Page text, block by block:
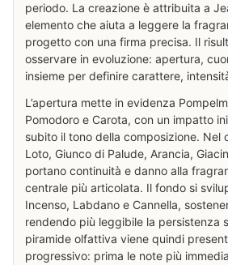
periodo. La creazione è attribuita a
elemento che aiuta a leggere la
progetto con una firma precisa. Il
osservare in evoluzione: apertura,
insieme per definire carattere,
L’apertura mette in evidenza
Pomodoro e Carota, con un impatto
subito il tono della composizione. Nel
Loto, Giunco di Palude, Arancia,
portano continuità e danno alla
centrale più articolata. Il fondo si
Incenso, Labdano e Cannella,
rendendo più leggibile la persistenza
piramide olfattiva viene quindi
progressivo: prima le note più